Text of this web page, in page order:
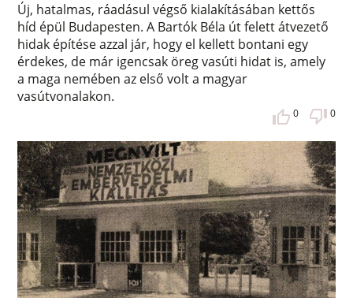
Új, hatalmas, ráadásul végső kialakításában kettős
híd épül Budapesten. A Bartók Béla út felett átvezető
hidak építése azzal jár, hogy el kellett bontani egy
érdekes, de már igencsak öreg vasúti hidat is, amely
a maga nemében az első volt a magyar
vasútvonalakon.
0 0